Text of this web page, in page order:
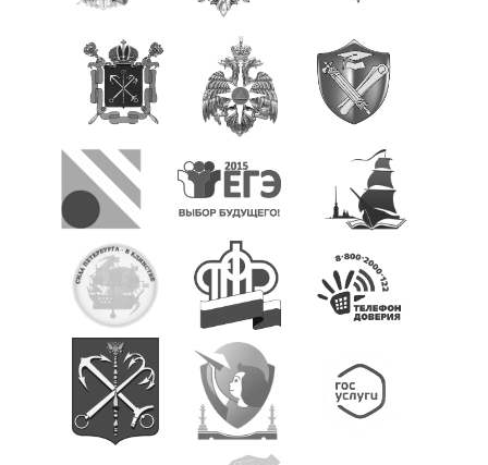
Обратная связь для сообщений о фактах коррупции
Информационные материалы
Службы школы
Социально-педагогическое сопровождение
Психолого-педагогическое сопровождение
Психолого-педагогический консилиум
Служба медиации
Медицинский кабинет
Библиотека
Служба здоровья
Организация отдыха и оздоровления детей
Охрана труда